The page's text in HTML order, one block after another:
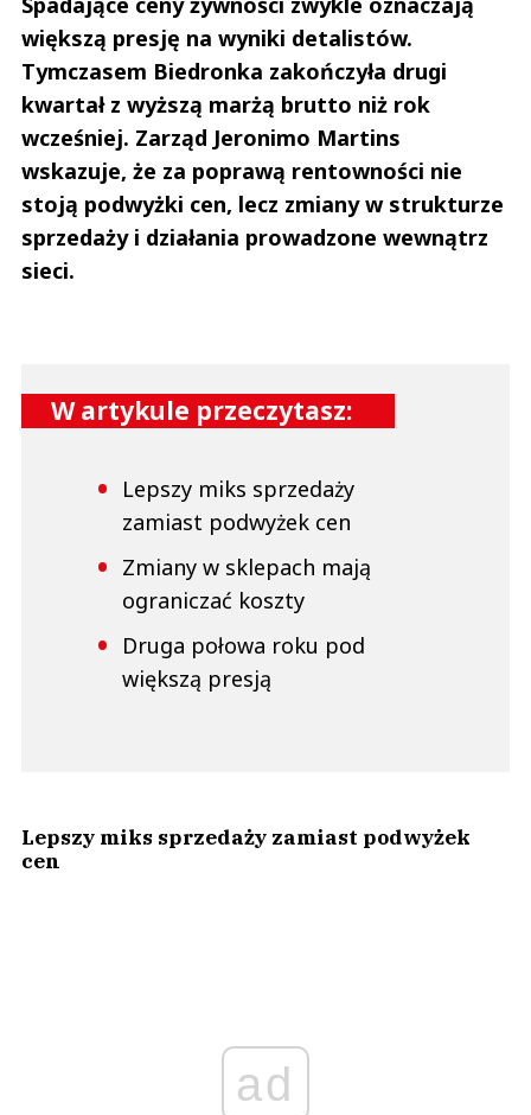
większą presję na wyniki detalistów.
Tymczasem Biedronka zakończyła drugi
kwartał z wyższą marżą brutto niż rok
wcześniej. Zarząd Jeronimo Martins
wskazuje, że za poprawą rentowności nie
stoją podwyżki cen, lecz zmiany w strukturze
sprzedaży i działania prowadzone wewnątrz
sieci.
W artykule przeczytasz:
Lepszy miks sprzedaży
zamiast podwyżek cen
Zmiany w sklepach mają
ograniczać koszty
Druga połowa roku pod
większą presją
Lepszy miks sprzedaży zamiast podwyżek
cen
ad